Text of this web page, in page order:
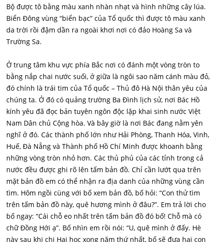
Bộ được tô bằng màu xanh nhàn nhạt và hình những cây lúa.
Biển Đông vùng “biển bạc” của Tổ quốc thì được tô màu xanh
da trời rồi đậm dần ra ngoài khơi nơi có đảo Hoàng Sa và
Trường Sa.
Ở trung tâm khu vực phía Bắc nơi có đánh một vòng tròn to
bằng nắp chai nước suối, ở giữa là ngôi sao năm cánh màu đỏ,
đó chính là trái tim của Tổ quốc – Thủ đô Hà Nội thân yêu của
chúng ta. Ở đó có quảng trường Ba Đình lịch sử, nơi Bác Hồ
kính yêu đã đọc bản tuyên ngôn độc lập khai sinh nước Việt
Nam Dân chủ Cộng hòa. Và bây giờ là nơi Bác đang nằm yên
nghĩ ở đó. Các thành phố lớn như Hải Phòng, Thanh Hóa, Vinh,
Huế, Đà Nẵng và Thành phố Hồ Chí Minh được khoanh bằng
những vòng tròn nhỏ hơn. Các thủ phủ của các tỉnh trong cả
nước đều được ghi rõ lên tấm bản đồ. Chỉ cần lướt qua trên
mặt bản đồ em có thể nhận ra địa danh của những vùng cần
tìm. Hôm ngồi cùng với bố xem bản đồ, bố hỏi: “Con thử tìm
trên tấm bản đồ này, quê hương mình ở đâu?”. Em trả lời cho
bố ngay: “Cái chỗ eo nhất trên tấm bản đồ đó bố! Chỗ mà có
chữ Đồng Hới ạ”. Bố nhìn em rồi nói: “U, quê mình ở đấy. Hè
này sau khi chị Hai học xong năm thứ nhất, bố sẽ đưa hai con